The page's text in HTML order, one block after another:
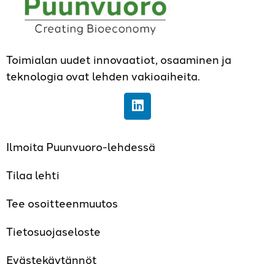
Toimialan uudet innovaatiot, osaaminen ja
teknologia ovat lehden vakioaiheita.
Ilmoita Puunvuoro-lehdessä
Tilaa lehti
Tee osoitteenmuutos
Tietosuojaseloste
Evästekäytännöt